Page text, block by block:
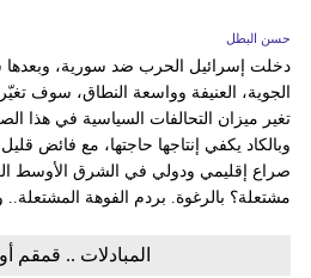
حسن البطل
دخلت إسرائيل الحرب ضد سورية،
الجوية، العنيفة وواسعة النطاق، سوف
تغير ميزان التحالفات السياسية في هذا
وبالكاد يكفي إنتاجها حاجتها، مع فائض
صراع إقليمي ودولي في الشرق الأوسط
مشتعلة؟ بالرغوة. بردم الفوهة المشتعلة..
المبادلات ..